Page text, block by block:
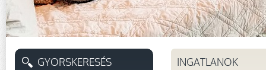
GYORSKERESÉS INGATLANOK